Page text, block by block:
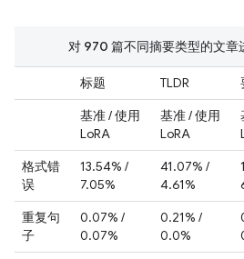
标题 TLDR
基准 / 使用
LoRA
基准 / 使用
LoRA
格式错
误
13.54% /
7.05%
41.07% /
4.61%
重复句
子
0.07% /
0.07%
0.21% /
0.0%
对 970 篇不同摘要类型的文章